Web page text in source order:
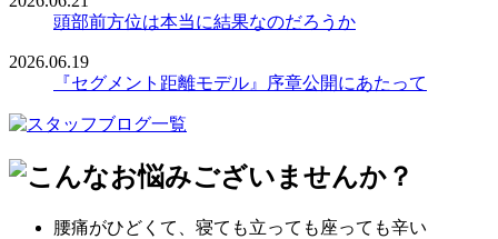
頭部前方位は本当に結果なのだろうか
2026.06.19
『セグメント距離モデル』序章公開にあたって
腰痛がひどくて、寝ても立っても座っても辛い